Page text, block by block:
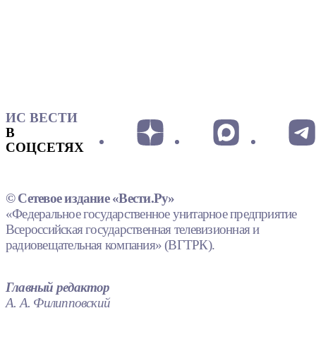
ИС ВЕСТИ
В
СОЦСЕТЯХ
© Сетевое издание «Вести.Ру»
«Федеральное государственное унитарное предприятие
Всероссийская государственная телевизионная и
радиовещательная компания» (ВГТРК).
Главный редактор
А. А. Филипповский